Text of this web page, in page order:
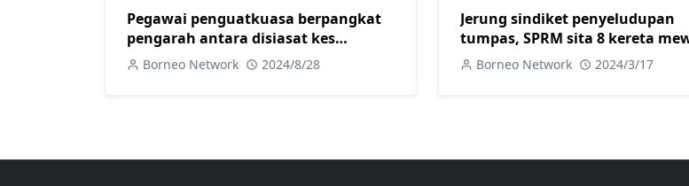
Pegawai penguatkuasa berpangkat
pengarah antara disiasat kes
penyeludupan diesel di Sibu
Borneo Network 2024/8/28
Jerung sindiket penyeludupan
tumpas, SPRM sita 8 kereta
Borneo Network 2024/3/17